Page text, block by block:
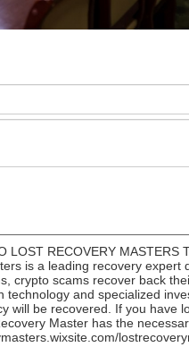
LOST RECOVERY MASTERS
is a leading recovery expert
crypto scams recover back
technology and specialized
will be recovered. If you have
Master has the